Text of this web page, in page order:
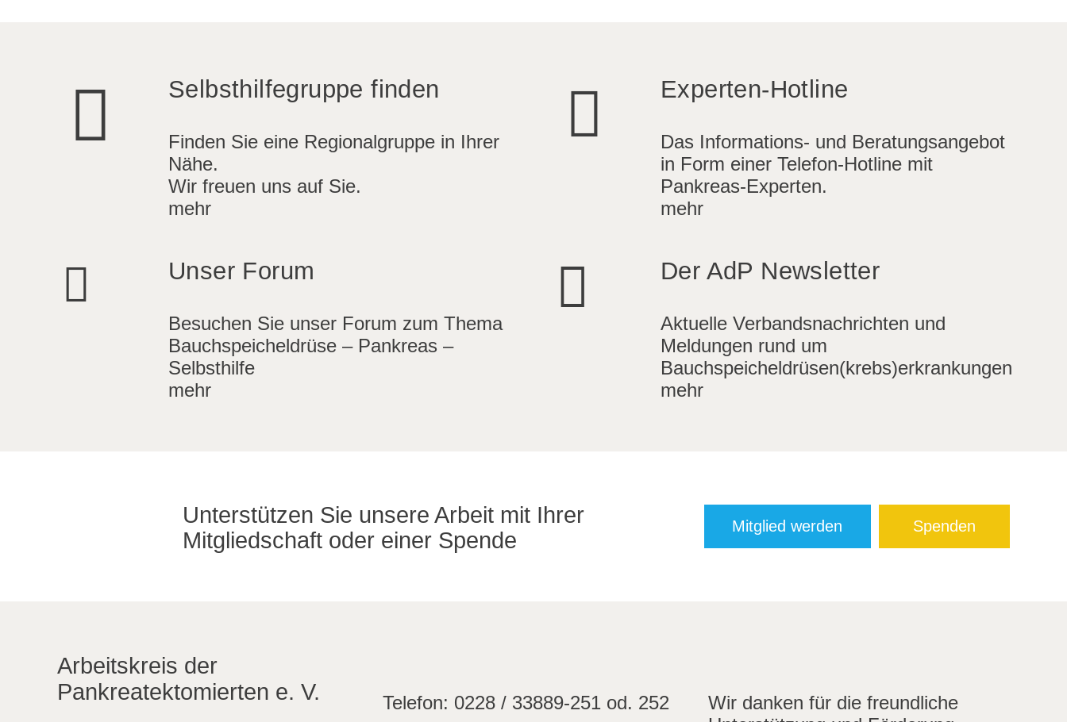
Selbsthilfegruppe finden
Finden Sie eine Regionalgruppe in Ihrer
Nähe.
Wir freuen uns auf Sie.
mehr
Experten-Hotline
Das Informations- und Beratungsangebot
in Form einer Telefon-Hotline mit
Pankreas-Experten.
mehr
Unser Forum
Besuchen Sie unser Forum zum Thema
Bauchspeicheldrüse – Pankreas –
Selbsthilfe
mehr
Der AdP Newsletter
Aktuelle Verbandsnachrichten und
Meldungen rund um
Bauchspeicheldrüsen(krebs)erkrankungen
mehr
Unterstützen Sie unsere Arbeit mit Ihrer
Mitgliedschaft oder einer Spende
Mitglied werden Spenden
Arbeitskreis der
Pankreatektomierten e. V.
Telefon: 0228 / 33889-251 od. 252
Wir danken für die freundliche